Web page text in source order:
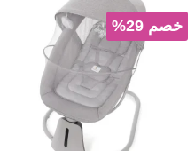
خصم 29%